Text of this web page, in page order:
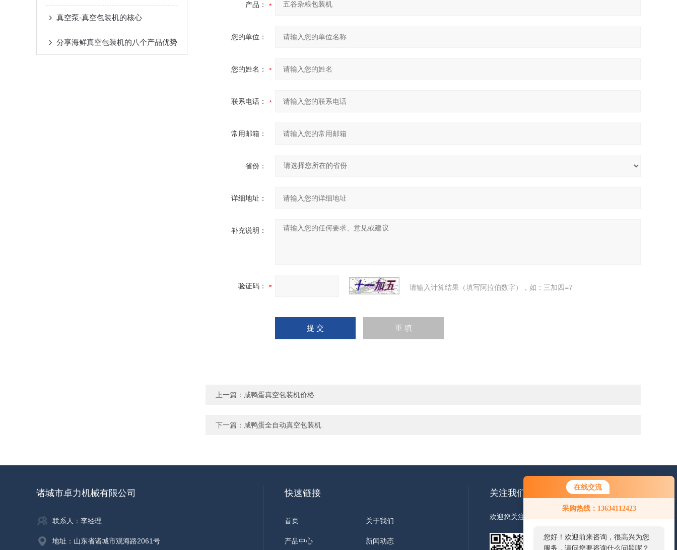
在线交流
采购热线：13634112423
您好！欢迎前来咨询，很高兴为您
服务，请问您要咨询什么问题呢？
真空泵-真空包装机的核心
分享海鲜真空包装机的八个产品优势
产品：
您的单位：
您的姓名：
联系电话：
常用邮箱：
省份：
详细地址：
补充说明：
验证码： 请输入计算结果（填写阿拉伯数字），如：三加四=7
上一篇： 咸鸭蛋真空包装机价格
下一篇： 咸鸭蛋全自动真空包装机
诸城市卓力机械有限公司
联系人：李经理
地址：山东省诸城市观海路2061号
快速链接
首页 关于我们
产品中心 新闻动态
关注我们
欢迎您关注我们的微信公众号了解更多信息